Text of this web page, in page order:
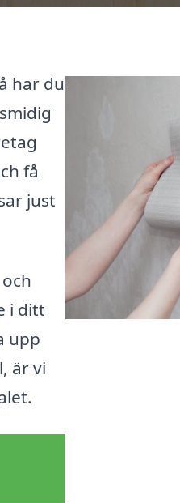
har du
få
just
i ditt
upp
är vi